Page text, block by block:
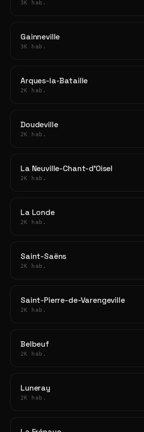
3K hab.
Gainneville
3K hab.
Arques-la-Bataille
2K hab.
Doudeville
2K hab.
La Neuville-Chant-d'Oisel
2K hab.
La Londe
2K hab.
Saint-Saëns
2K hab.
Saint-Pierre-de-Varengeville
2K hab.
Belbeuf
2K hab.
Luneray
2K hab.